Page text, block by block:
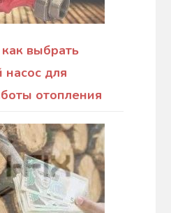
выбрать
для
отопления